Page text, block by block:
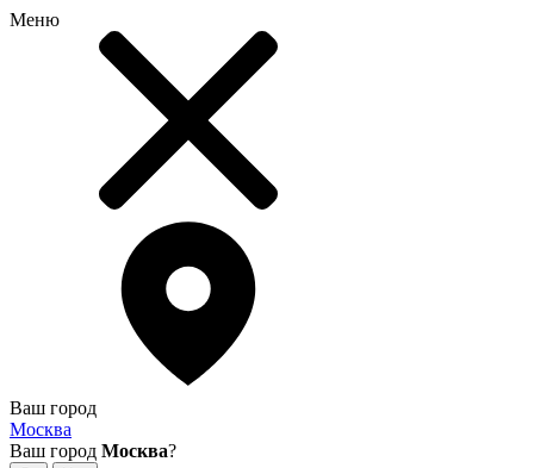
Меню
Ваш город
Москва
Ваш город Москва?